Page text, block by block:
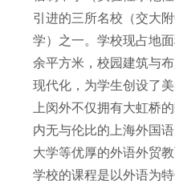
引进的三所名校（交大
学）之一。学校现占地
余平方米，校园建筑与
现代化，为学生创设了
上闵外不仅拥有大虹桥
内无与伦比的上海外国
大学等优厚的外语外贸
学校的课程是以外语为